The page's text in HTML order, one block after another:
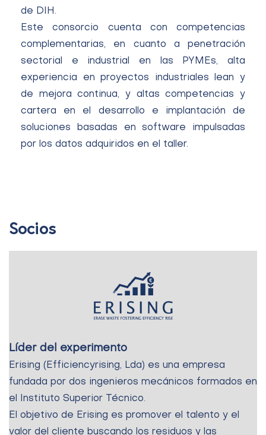
de DIH.
Este consorcio cuenta con competencias
complementarias, en cuanto a penetración
sectorial e industrial en las PYMEs, alta
experiencia en proyectos industriales lean y
de mejora continua, y altas competencias y
cartera en el desarrollo e implantación de
soluciones basadas en software impulsadas
por los datos adquiridos en el taller.
Socios
Líder del experimento
Erising (Efficiencyrising, Lda) es una empresa
fundada por dos ingenieros mecánicos formados en
el Instituto Superior Técnico.
El objetivo de Erising es promover el talento y el
valor del cliente buscando los residuos y las